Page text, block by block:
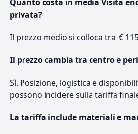
Quanto costa in media Visita
privata?
Il prezzo medio si colloca tra €
Il prezzo cambia tra centro e
Sì. Posizione, logistica e
possono incidere sulla tariffa
La tariffa include materiali e